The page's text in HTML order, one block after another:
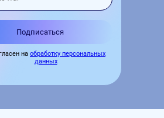
на обработку персональных
данных